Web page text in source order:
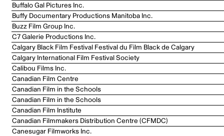
Buffalo Gal Pictures Inc.
Buffy Documentary Productions Manitoba Inc.
Buzz Film Group Inc.
C7 Galerie Productions Inc.
Calgary Black Film Festival Festival du Film Black de Calgary
Calgary International Film Festival Society
Calibou Films Inc.
Canadian Film Centre
Canadian Film in the Schools
Canadian Film in the Schools
Canadian Film Institute
Canadian Filmmakers Distribution Centre (CFMDC)
Canesugar Filmworks Inc.